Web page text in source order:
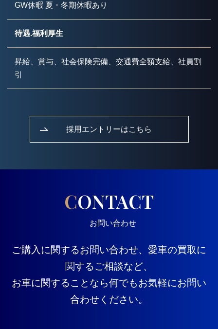
GW休暇 夏・冬期休暇あり
待遇.福利厚生
昇給、賞与、社会保険完備、交通費全額支給、社員割
引
採用エントリーはこちら
CONTACT
お問い合わせ
ご購入に関するお問い合わせ、愛車の買取に
関するご相談など、
お車に関することなら何でもお気軽にお問い
合わせください。